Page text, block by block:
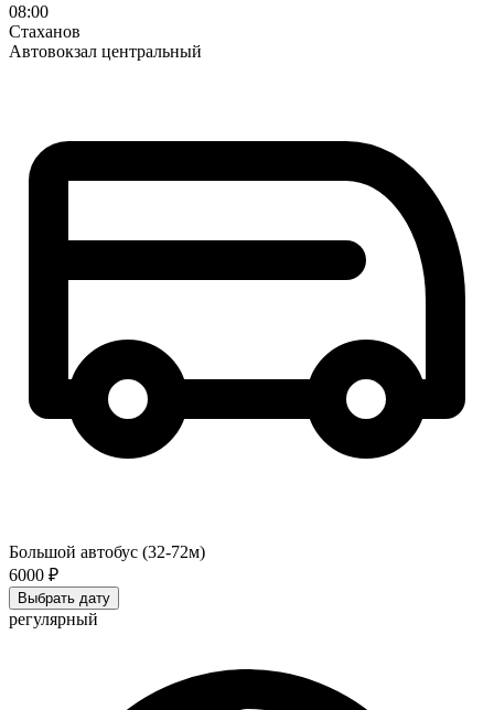
08:00
Стаханов
Автовокзал центральный
Большой автобус (32-72м)
6000 ₽
Выбрать дату
регулярный